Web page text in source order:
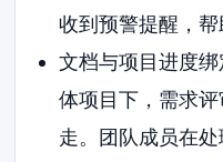
收到预警提醒，帮
文档与项目进度
体项目下，需求
走。团队成员在